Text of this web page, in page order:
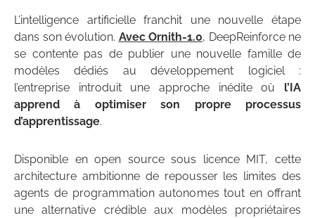
L’intelligence artificielle franchit une nouvelle étape
dans son évolution. Avec Ornith-1.0, DeepReinforce ne
se contente pas de publier une nouvelle famille de
modèles dédiés au développement logiciel :
l’entreprise introduit une approche inédite où l’IA
apprend à optimiser son propre processus
d’apprentissage.
Disponible en open source sous licence MIT, cette
architecture ambitionne de repousser les limites des
agents de programmation autonomes tout en offrant
une alternative crédible aux modèles propriétaires